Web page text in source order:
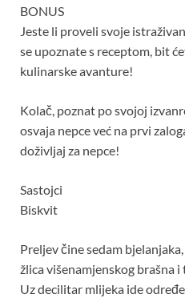
BONUS
Jeste li proveli svoje
se upoznate s receptom, bit
kulinarske avanture!
Kolač, poznat po svojoj
osvaja nepce već na prvi
doživljaj za nepce!
Sastojci
Biskvit
Preljev čine sedam
žlica višenamjenskog brašna i
Uz decilitar mlijeka ide